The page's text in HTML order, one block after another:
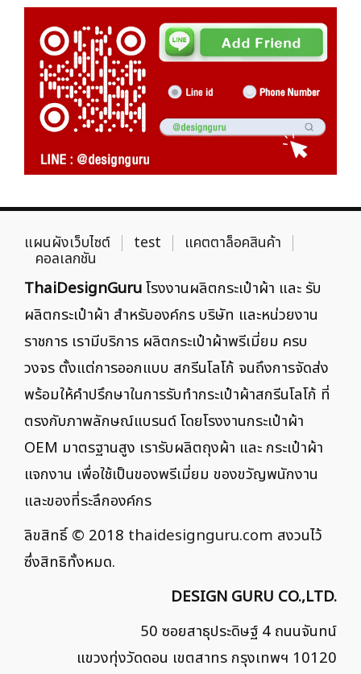
แผนผังเว็บไซต์ test แคตตาล็อคสินค้า
คอลเลกชัน
ThaiDesignGuruโรงงานผลิตกระเป๋าผ้า และ รับ
ผลิตกระเป๋าผ้า สำหรับองค์กร บริษัท และหน่วยงาน
ราชการ เรามีบริการ ผลิตกระเป๋าผ้าพรีเมี่ยม ครบ
วงจร ตั้งแต่การออกแบบ สกรีนโลโก้ จนถึงการจัดส่ง
พร้อมให้คำปรึกษาในการรับทำกระเป๋าผ้าสกรีนโลโก้ ที่
ตรงกับภาพลักษณ์แบรนด์ โดยโรงงานกระเป๋าผ้า
OEM มาตรฐานสูง เรารับผลิตถุงผ้า และ กระเป๋าผ้า
แจกงาน เพื่อใช้เป็นของพรีเมี่ยม ของขวัญพนักงาน
และของที่ระลึกองค์กร
ลิขสิทธิ์ © 2018 thaidesignguru.com สงวนไว้
ซึ่งสิทธิทั้งหมด.
DESIGN GURU CO.,LTD.
50 ซอยสาธุประดิษฐ์ 4 ถนนจันทน์
แขวงทุ่งวัดดอน เขตสาทร กรุงเทพฯ 10120